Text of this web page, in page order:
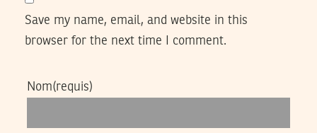
Save my name, email, and website in this
browser for the next time I comment.
Nom(requis)